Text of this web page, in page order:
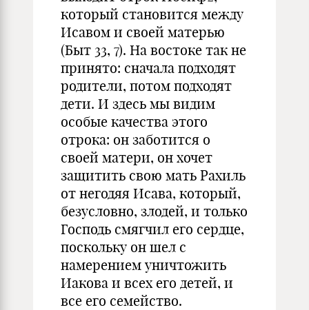
который становится между
Исавом и своей матерью
(Быт 33, 7). На востоке так не
принято: сначала подходят
родители, потом подходят
дети. И здесь мы видим
особые качества этого
отрока: он заботится о
своей матери, он хочет
защитить свою мать Рахиль
от негодяя Исава, который,
безусловно, злодей, и только
Господь смягчил его сердце,
поскольку он шел с
намерением уничтожить
Иакова и всех его детей, и
все его семейство.